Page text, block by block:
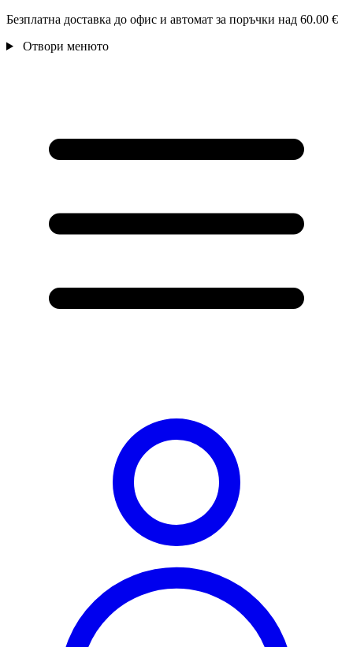
Безплатна доставка до офис и автомат за поръчки над 60.00 €
Отвори менюто